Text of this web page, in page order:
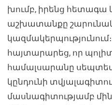
խումբ, իրենց հետագա
աշխատանքը
հայտարարեց, որ
համալսարանը
կընդունի
մասնագիտությամբ